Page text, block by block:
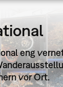
eng
vor Ort.